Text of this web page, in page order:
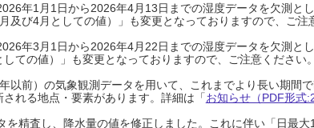
年1月1日から2026年4月13日までの湿度データを欠測と
び4月としての値）」も変更となっておりますので、ご注
年3月1日から2026年4月22日までの湿度データを欠測と
ての値）」も変更となっておりますので、ご注意ください
前）の気象観測データを用いて、これまでより長い期間
れる地点・要素があります。詳細は「お知らせ（PDF形式
精査し、降水量の値を修正しました。これに伴い「日最大